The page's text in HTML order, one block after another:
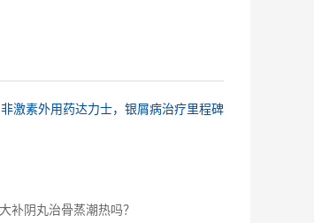
非激素外用药达力士，银屑病治疗里程碑